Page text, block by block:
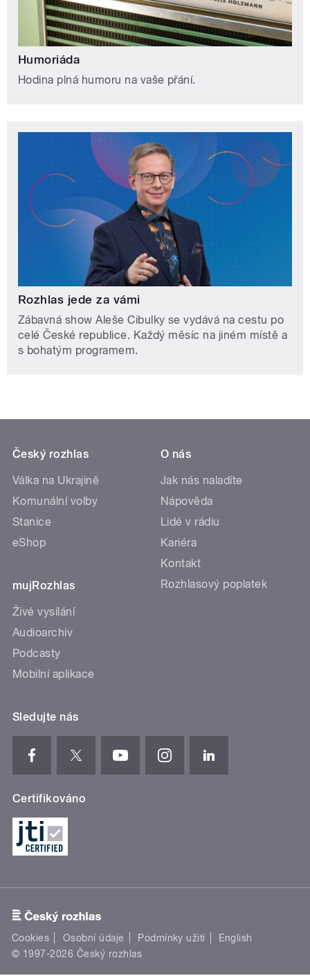
Humoriáda
Hodina plná humoru na vaše přání.
Rozhlas jede za vámi
Zábavná show Aleše Cibulky se vydává na cestu po
celé České republice. Každý měsíc na jiném místě a
s bohatým programem.
Český rozhlas
Válka na Ukrajině
Komunální volby
Stanice
eShop
mujRozhlas
Živé vysílání
Audioarchiv
Podcasty
Mobilní aplikace
O nás
Jak nás naladíte
Nápověda
Lidé v rádiu
Kariéra
Kontakt
Rozhlasový poplatek
Sledujte nás
Certifikováno
Cookies Osobní údaje Podmínky užití
English
© 1997-2026 Český rozhlas